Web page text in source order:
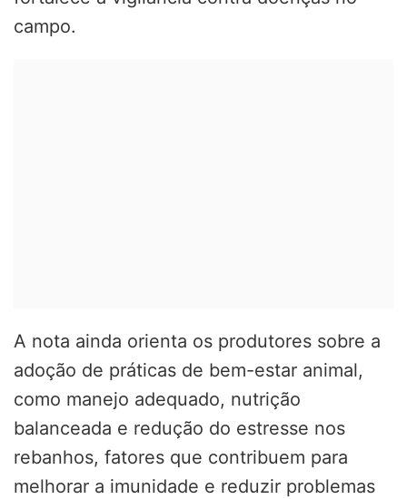
campo.
A nota ainda orienta os produtores sobre a
adoção de práticas de bem-estar animal,
como manejo adequado, nutrição
balanceada e redução do estresse nos
rebanhos, fatores que contribuem para
melhorar a imunidade e reduzir problemas